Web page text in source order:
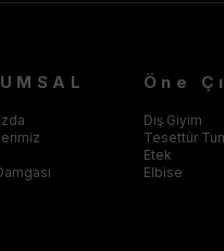
Öne
Dış Giyim
Tesettür
Etek
Elbise